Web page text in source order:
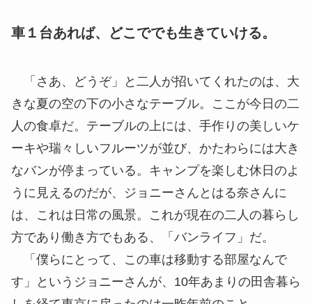
車１台あれば、どこででも生きていける。
「さあ、どうぞ」と二人が招いてくれたのは、大
きな夏の空の下の小さなテーブル。ここが今日の二
人の食卓だ。テーブルの上には、手作りの美しいケ
ーキや瑞々 しいフルーツが並び、かたわらには大き
なバンが停まっている。キャンプを楽しむ休日のよ
うに見えるのだが、ジョニーさんとはる奈さんに
は、これは日常の風景。これが現在の二人の暮らし
方であり働き方でもある、「バンライフ」だ。
「僕らにとって、この車は移動する部屋なんで
す」というジョニーさんが、10年あまりの田舎暮ら